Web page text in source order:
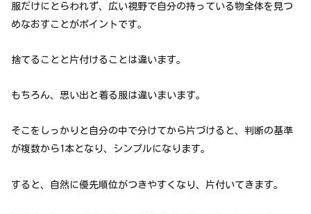
服だけにとらわれず、広い視野で自分の持っている物全体を見つ
めなおすことがポイントです。
捨てることと片付けることは違います。
もちろん、思い出と着る服は違いまいます。
そこをしっかりと自分の中で分けてから片づけると、判断の基準
が複数から1本となり、シンプルになります。
すると、自然に優先順位がつきやすくなり、片付いてきます。